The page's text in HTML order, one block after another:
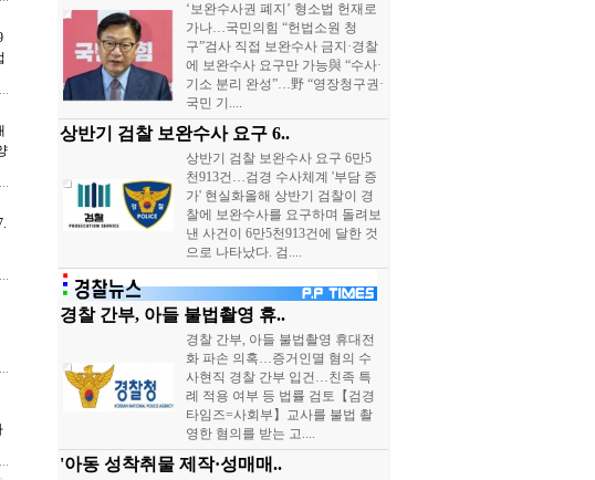
‘보완수사권 폐지’ 형소법 헌재로
가나…국민의힘 “헌법소원 청
구”검사 직접 보완수사 금지·경찰
에 보완수사 요구만 가능與 “수사·
기소 분리 완성”…野 “영장청구권·
국민 기....
상반기 검찰 보완수사 요구 6..
상반기 검찰 보완수사 요구 6만5
천913건…검경 수사체계 '부담 증
가' 현실화올해 상반기 검찰이 경
찰에 보완수사를 요구하며 돌려보
낸 사건이 6만5천913건에 달한 것
으로 나타났다. 검....
경찰 간부, 아들 불법촬영 휴..
경찰 간부, 아들 불법촬영 휴대전
화 파손 의혹…증거인멸 혐의 수
사현직 경찰 간부 입건…친족 특
례 적용 여부 등 법률 검토【검경
타임즈=사회부】교사를 불법 촬
영한 혐의를 받는 고....
'아동 성착취물 제작·성매매..